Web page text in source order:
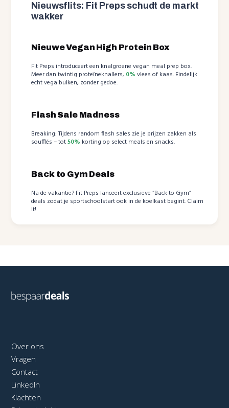
Nieuwsflits: Fit Preps schudt de markt
wakker
Nieuwe Vegan High Protein Box
Fit Preps introduceert een knalgroene vegan meal prep box.
Meer dan twintig proteïneknallers, 0% vlees of kaas. Eindelijk
echt vega bulken, zonder gedoe.
Flash Sale Madness
Breaking: Tijdens random flash sales zie je prijzen zakken als
soufflés – tot50% korting op select meals en snacks.
Back to Gym Deals
Na de vakantie? Fit Preps lanceert exclusieve “Back to Gym”
deals zodat je sportschoolstart ook in de koelkast begint. Claim
it!
Over ons
Vragen
Contact
LinkedIn
Klachten